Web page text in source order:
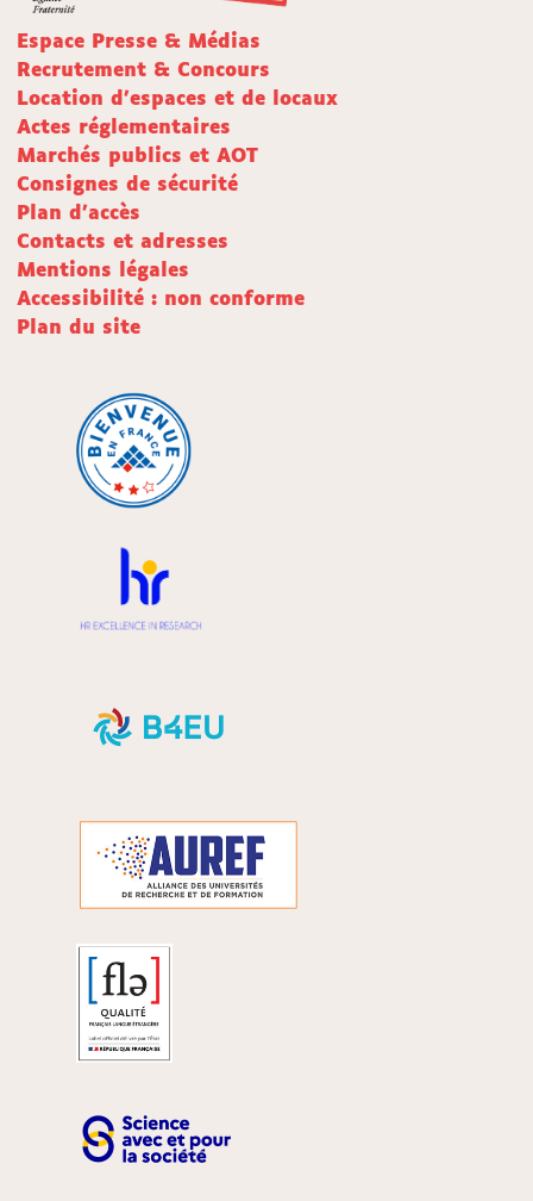
Espace Presse & Médias
Recrutement & Concours
Location d'espaces et de locaux
Actes réglementaires
Marchés publics et AOT
Consignes de sécurité
Plan d'accès
Contacts et adresses
Mentions légales
Accessibilité : non conforme
Plan du site